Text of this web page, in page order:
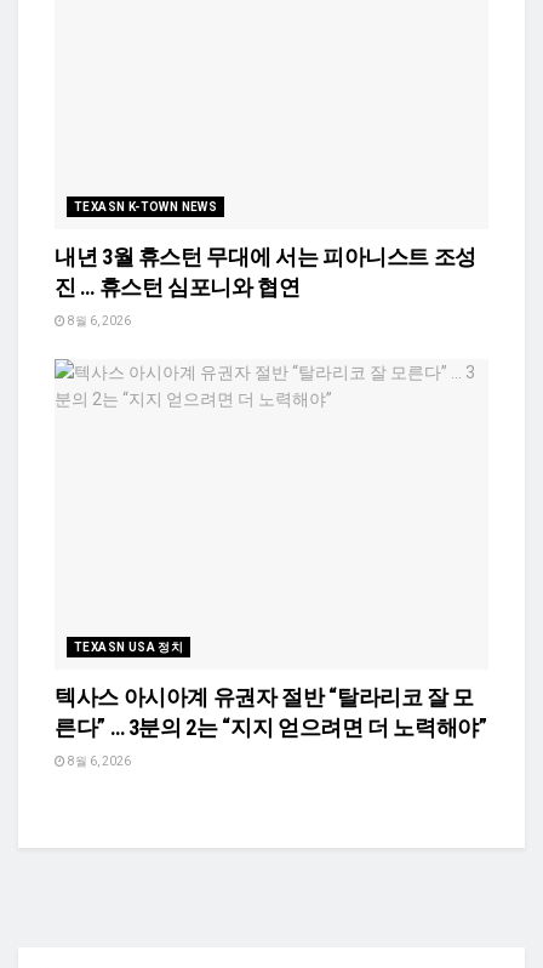
TEXASN K-TOWN NEWS
내년 3월 휴스턴 무대에 서는 피아니스트 조성
진 … 휴스턴 심포니와 협연
8월 6, 2026
TEXASN USA 정치
텍사스 아시아계 유권자 절반 “탈라리코 잘 모
른다” … 3분의 2는 “지지 얻으려면 더 노력해야”
8월 6, 2026